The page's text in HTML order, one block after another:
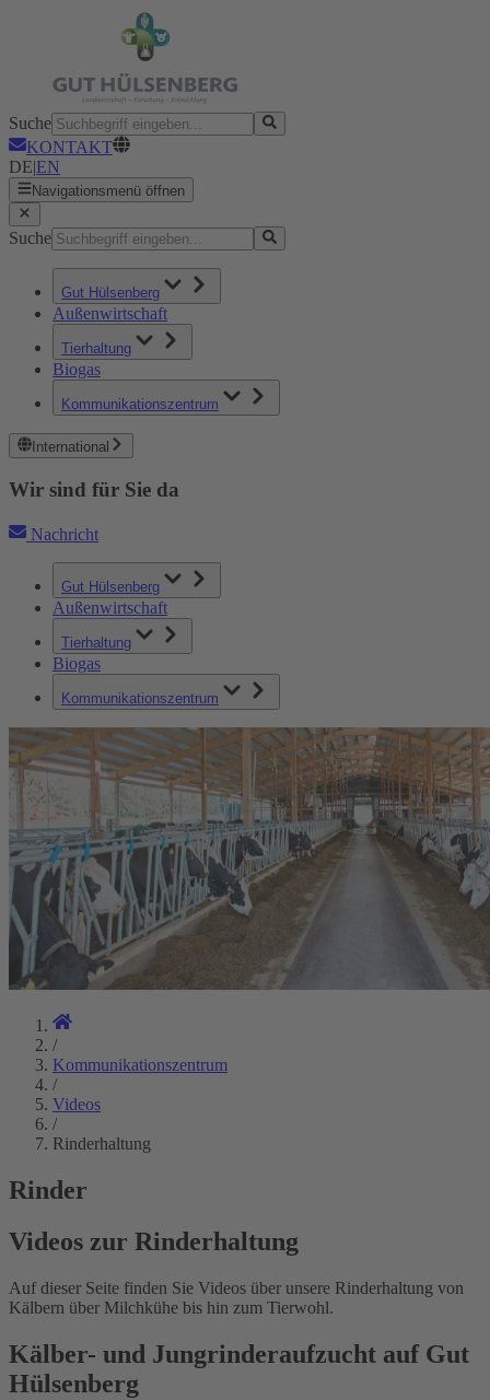
Suche
KONTAKT
DE|EN
Navigationsmenü öffnen
Suche
Gut Hülsenberg
Außenwirtschaft
Tierhaltung
Biogas
Kommunikationszentrum
International
Wir sind für Sie da
Nachricht
Gut Hülsenberg
Außenwirtschaft
Tierhaltung
Biogas
Kommunikationszentrum
/
Kommunikationszentrum
/
Videos
/
Rinderhaltung
Rinder
Videos zur Rinderhaltung
Auf dieser Seite finden Sie Videos über unsere Rinderhaltung von
Kälbern über Milchkühe bis hin zum Tierwohl.
Kälber- und Jungrinderaufzucht auf Gut
Hülsenberg